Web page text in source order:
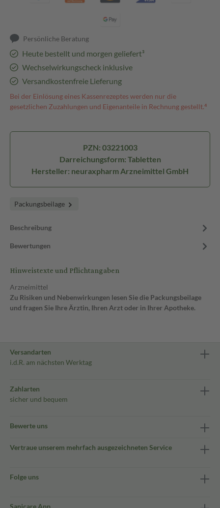
Persönliche Beratung
Heute bestellt und morgen geliefert³
Wechselwirkungscheck inklusive
Versandkostenfreie Lieferung
Bei der Einlösung eines Kassenrezeptes werden nur die
gesetzlichen Zuzahlungen und Eigenanteile in Rechnung gestellt.⁴
PZN: 03221003
Darreichungsform: Tabletten
Hersteller: neuraxpharm Arzneimittel GmbH
Packungsbeilage
Beschreibung
Bewertungen
Hinweistexte und Pflichtangaben
Arzneimittel
Zu Risiken und Nebenwirkungen lesen Sie die Packungsbeilage
und fragen Sie Ihre Ärztin, Ihren Arzt oder in Ihrer Apotheke.
Versandarten
i.d.R. am nächsten Werktag
Zahlarten
sicher und bequem
Bewerte uns
Vertraue unserem mehrfach ausgezeichneten Service
Folge uns
Sanicare App